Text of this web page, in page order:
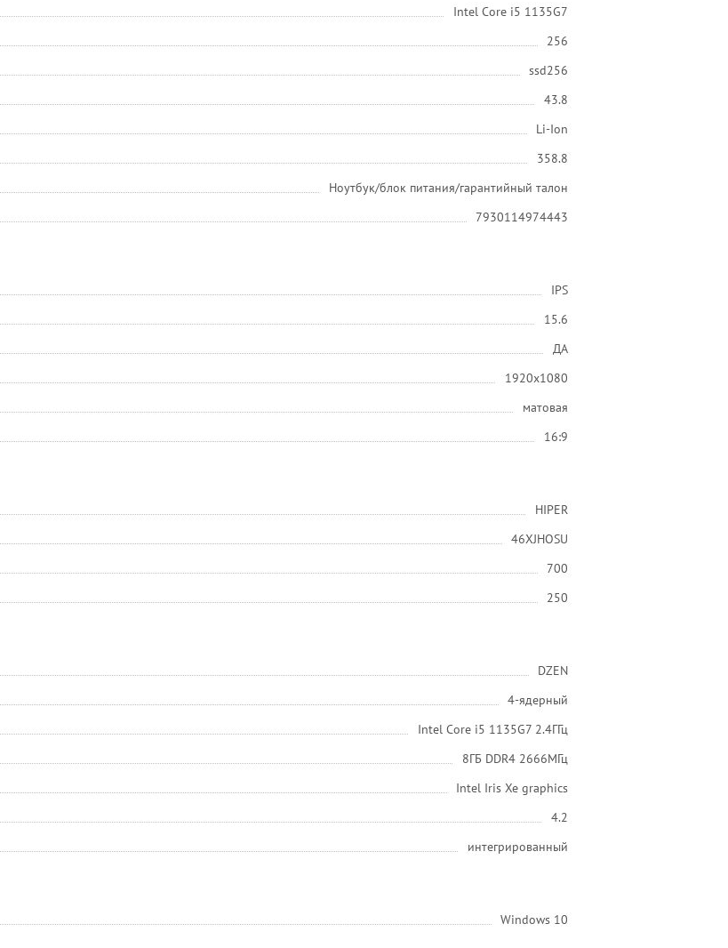
Intel Core i5 1135G7
256
ssd256
43.8
Li-Ion
358.8
Ноутбук/блок питания/гарантийный талон
7930114974443
IPS
15.6
ДА
1920x1080
матовая
16:9
HIPER
46XJHOSU
700
250
DZEN
4-ядерный
Intel Core i5 1135G7 2.4ГГц
8ГБ DDR4 2666МГц
Intel Iris Xe graphics
4.2
интегрированный
Windows 10